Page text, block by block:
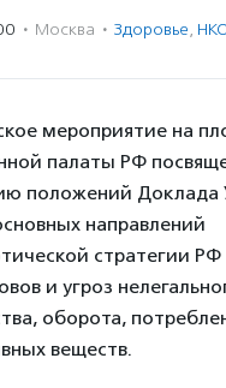
· Москва · Здоровье,
мероприятие на
палаты РФ
положений
направлений
стратегии РФ
и угроз
оборота,
веществ.